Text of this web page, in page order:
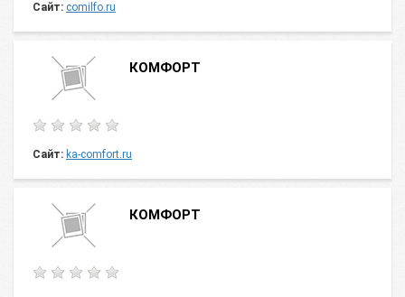
Сайт: comilfo.ru
КОМФОРТ
Сайт: ka-comfort.ru
КОМФОРТ